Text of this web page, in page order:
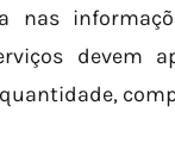
nas
devem